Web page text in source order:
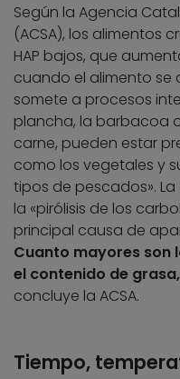
Según la Agencia
(ACSA), los alimentos
HAP bajos, que
cuando el alimento se
somete a procesos
plancha, la barbacoa
carne, pueden estar
como los vegetales y
tipos de pescados».
la «pirólisis de los
principal causa de
Cuanto mayores son
el contenido de
concluye la ACSA.
Tiempo,